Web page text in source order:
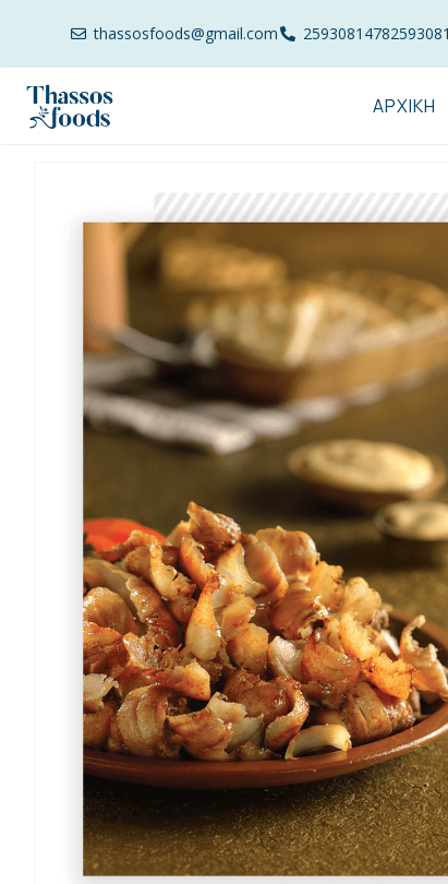
thassosfoods@gmail.com 2593081478
ΑΡΧΙΚΉ